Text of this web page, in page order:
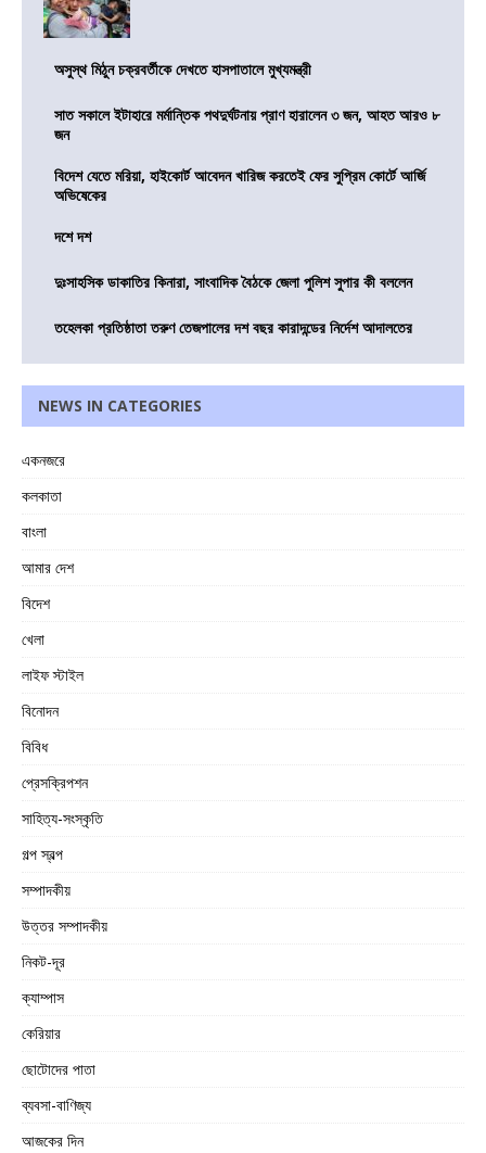
অসুস্থ মিঠুন চক্রবর্তীকে দেখতে হাসপাতালে মুখ্যমন্ত্রী
সাত সকালে ইটাহারে মর্মান্তিক পথদুর্ঘটনায় প্রাণ হারালেন ৩ জন, আহত আরও ৮
জন
বিদেশ যেতে মরিয়া, হাইকোর্ট আবেদন খারিজ করতেই ফের সুপ্রিম কোর্টে আর্জি
অভিষেকের
দশে দশ
দুঃসাহসিক ডাকাতির কিনারা, সাংবাদিক বৈঠকে জেলা পুলিশ সুপার কী বললেন
তহেলকা প্রতিষ্ঠাতা তরুণ তেজপালের দশ বছর কারাদন্ডের নির্দেশ আদালতের
NEWS IN CATEGORIES
একনজরে
কলকাতা
বাংলা
আমার দেশ
বিদেশ
খেলা
লাইফ স্টাইল
বিনোদন
বিবিধ
প্রেসক্রিপশন
সাহিত্য-সংস্কৃতি
গল্প স্বল্প
সম্পাদকীয়
উত্তর সম্পাদকীয়
নিকট-দূর
ক্যাম্পাস
কেরিয়ার
ছোটোদের পাতা
ব্যবসা-বাণিজ্য
আজকের দিন